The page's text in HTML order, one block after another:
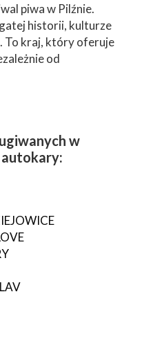
piwa w Pilźnie.
historii, kulturze
To kraj, który oferuje
od
w
autokary: